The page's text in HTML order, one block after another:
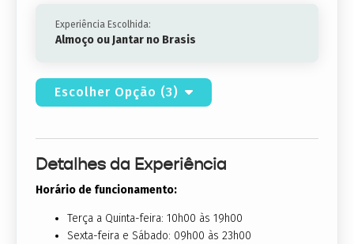
Experiência Escolhida:
Almoço ou Jantar no Brasis
Escolher Opção (3)
Detalhes da Experiência
Horário de funcionamento:
Terça a Quinta-feira: 10h00 às 19h00
Sexta-feira e Sábado: 09h00 às 23h00